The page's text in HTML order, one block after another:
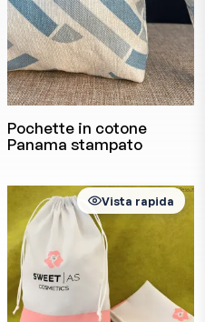
Pochette in cotone
Panama stampato
Vista rapida